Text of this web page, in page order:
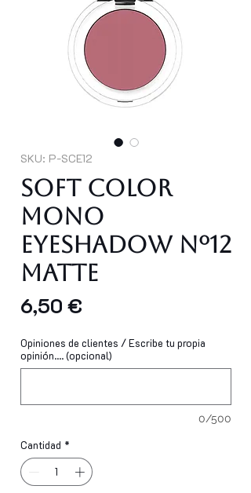
SKU: P-SCE12
Soft Color
Mono
Eyeshadow Nº12
MATTE
6,50 €
Opiniones de clientes / Escribe tu propia
opinión.... (opcional)
0/500
Cantidad *